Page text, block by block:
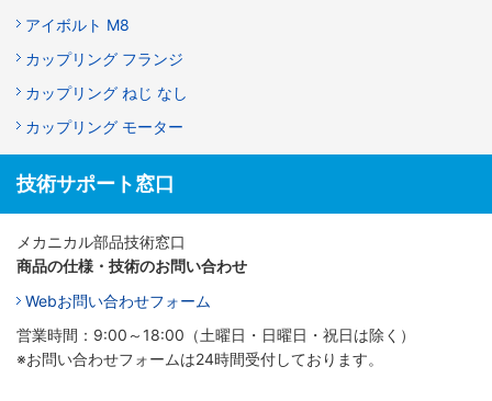
アイボルト M8
カップリング フランジ
カップリング ねじ なし
カップリング モーター
技術サポート窓口
メカニカル部品技術窓口
商品の仕様・技術のお問い合わせ
Webお問い合わせフォーム
営業時間：9:00～18:00（土曜日・日曜日・祝日は除く）
※お問い合わせフォームは24時間受付しております。